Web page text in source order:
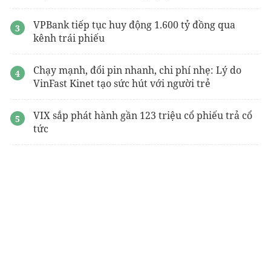
VPBank tiếp tục huy động 1.600 tỷ đồng qua
kênh trái phiếu
Chạy mạnh, đổi pin nhanh, chi phí nhẹ: Lý do
VinFast Kinet tạo sức hút với người trẻ
VIX sắp phát hành gần 123 triệu cổ phiếu trả cổ
tức